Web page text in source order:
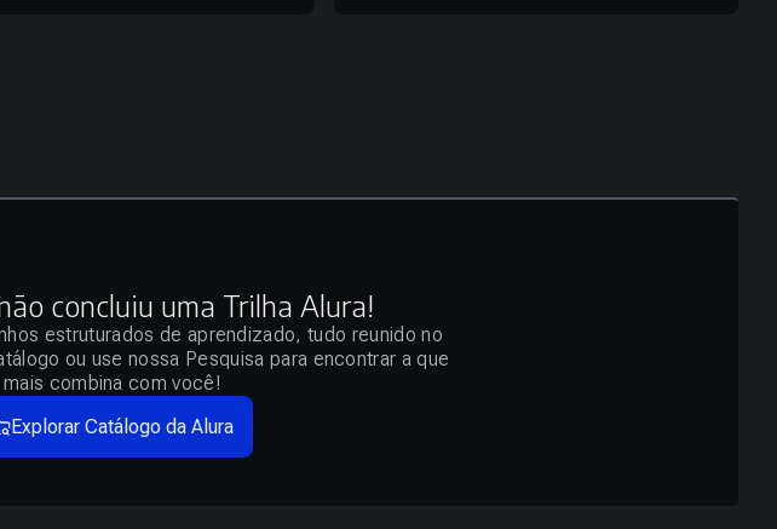
concluiu uma Trilha Alura!
estruturados de aprendizado, tudo reunido no
ou use nossa Pesquisa para encontrar a que
mais combina com você!
Explorar Catálogo da Alura